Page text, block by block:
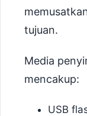
tujuan.
Media
mencakup:
USB